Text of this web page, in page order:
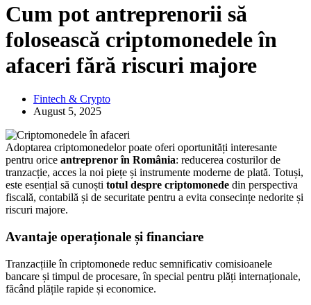
Cum pot antreprenorii să
folosească criptomonedele în
afaceri fără riscuri majore
Fintech & Crypto
August 5, 2025
Adoptarea criptomonedelor poate oferi oportunități interesante
pentru orice antreprenor în România: reducerea costurilor de
tranzacție, acces la noi piețe și instrumente moderne de plată. Totuși,
este esențial să cunoști totul despre criptomonede din perspectiva
fiscală, contabilă și de securitate pentru a evita consecințe nedorite și
riscuri majore.
Avantaje operaționale și financiare
Tranzacțiile în criptomonede reduc semnificativ comisioanele
bancare și timpul de procesare, în special pentru plăți internaționale,
făcând plățile rapide și economice.